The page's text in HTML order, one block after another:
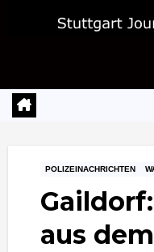
POLIZEINACHRICHTEN
aus